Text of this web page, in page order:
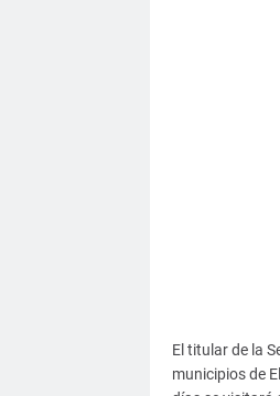
El titular de la
municipios de